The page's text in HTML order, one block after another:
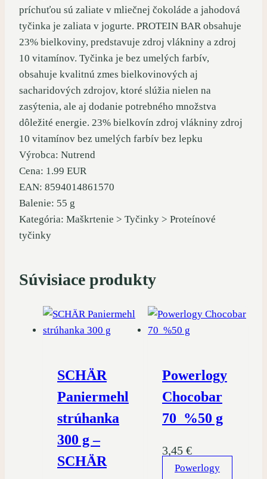
príchuťou sú zaliate v mliečnej čokoláde a jahodová
tyčinka je zaliata v jogurte. PROTEIN BAR obsahuje
23% bielkoviny, predstavuje zdroj vlákniny a zdroj
10 vitamínov. Tyčinka je bez umelých farbív,
obsahuje kvalitnú zmes bielkovinových aj
sacharidových zdrojov, ktoré slúžia nielen na
zasýtenia, ale aj dodanie potrebného množstva
dôležité energie. 23% bielkovín zdroj vlákniny zdroj
10 vitamínov bez umelých farbív bez lepku
Výrobca: Nutrend
Cena: 1.99 EUR
EAN: 8594014861570
Balenie: 55 g
Kategória: Maškrtenie > Tyčinky > Proteínové
tyčinky
Súvisiace produkty
SCHÄR
Paniermehl
strúhanka
300 g –
SCHÄR
Powerlogy
Chocobar
70 %50 g
3,45 €
Powerlogy